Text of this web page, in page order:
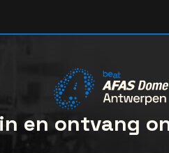
en ontvang